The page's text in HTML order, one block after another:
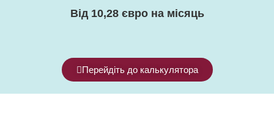
Від 10,28 євро на місяць
Перейдіть до калькулятора